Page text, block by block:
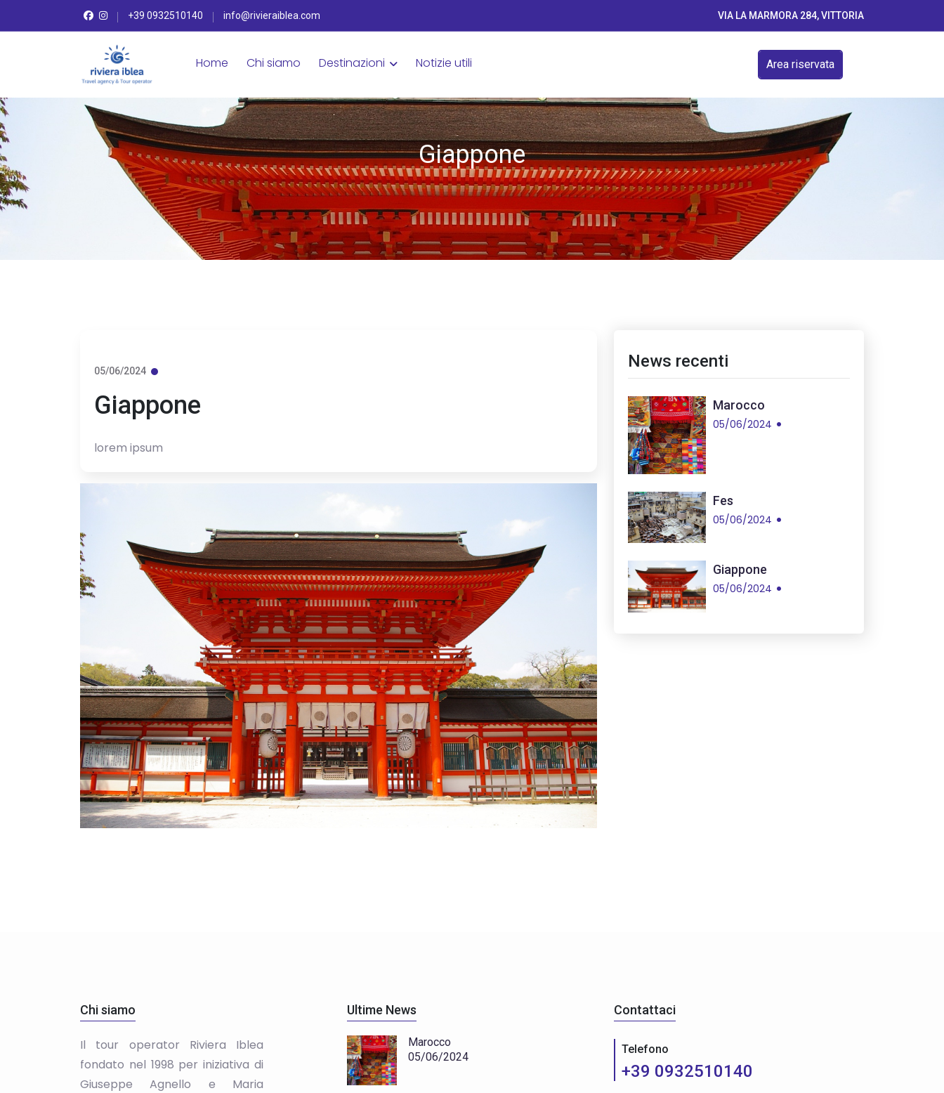
+39 0932510140 info@rivieraiblea.com VIA LA MARMORA 284, VITTORIA
Home Chi siamo Destinazioni Notizie utili Area riservata
Giappone
05/06/2024
Giappone
lorem ipsum
News recenti
Marocco
05/06/2024
Fes
05/06/2024
Giappone
05/06/2024
Chi siamo
Il tour operator Riviera Iblea
fondato nel 1998 per iniziativa di
Giuseppe Agnello e Maria
Ultime News
Marocco
05/06/2024
Contattaci
Telefono
+39 0932510140